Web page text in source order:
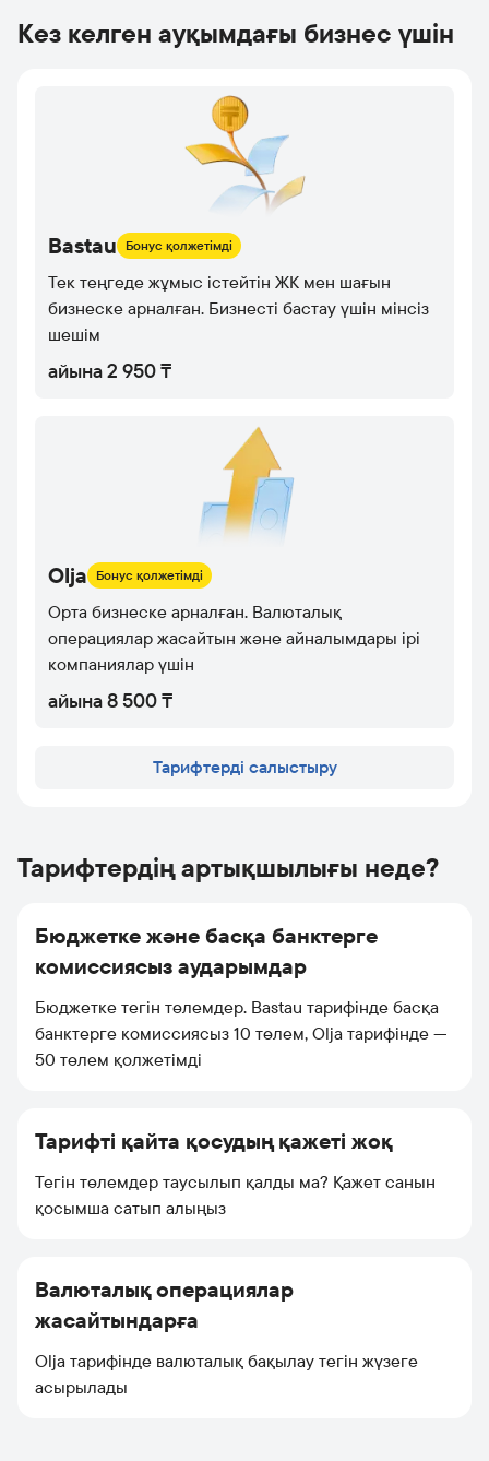
Кез келген ауқымдағы бизнес үшін
Bastau Бонус қолжетімді
Тек теңгеде жұмыс істейтін ЖК мен шағын
бизнеске арналған. Бизнесті бастау үшін мінсіз
шешім
айына 2 950 ₸
Olja Бонус қолжетімді
Орта бизнеске арналған. Валюталық
операциялар жасайтын және айналымдары ірі
компаниялар үшін
айына 8 500 ₸
Тарифтерді салыстыру
Тарифтердің артықшылығы неде?
Бюджетке және басқа банктерге
комиссиясыз аударымдар
Бюджетке тегін төлемдер. Bastau тарифінде басқа
банктерге комиссиясыз 10 төлем, Olja тарифінде —
50 төлем қолжетімді
Тарифті қайта қосудың қажеті жоқ
Тегін төлемдер таусылып қалды ма? Қажет санын
қосымша сатып алыңыз
Валюталық операциялар
жасайтындарға
Olja тарифінде валюталық бақылау тегін жүзеге
асырылады